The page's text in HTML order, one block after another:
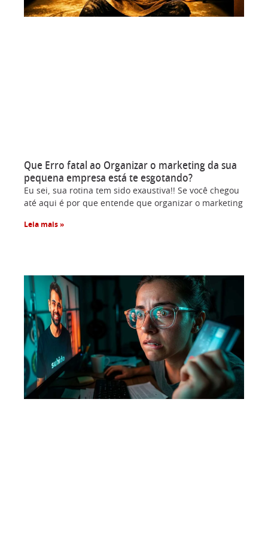
Que Erro fatal ao Organizar o marketing da sua
pequena empresa está te esgotando?
Eu sei, sua rotina tem sido exaustiva!! Se você chegou
até aqui é por que entende que organizar o marketing
Leia mais »